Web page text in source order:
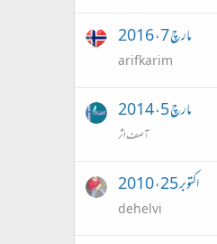
مارچ 7، 2016
arifkarim
مارچ 5، 2014
آصف اثر
اکتوبر 25، 2010
dehelvi